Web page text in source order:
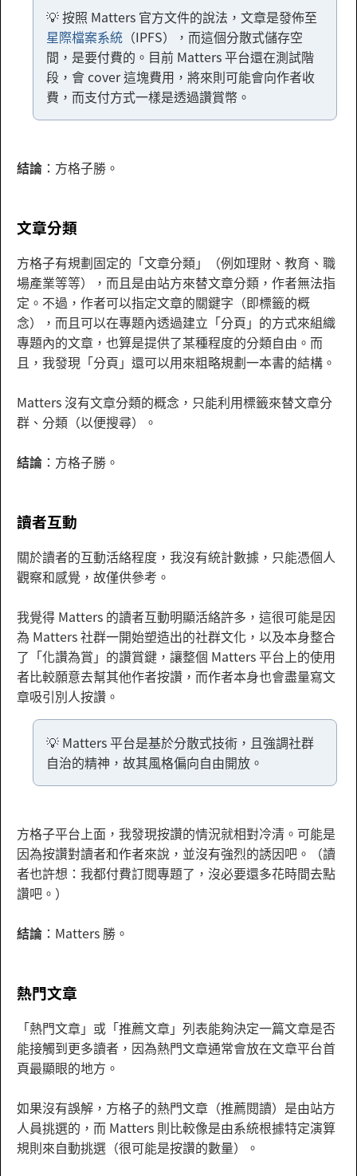
💡 按照 Matters 官方文件的說法，文章是發佈至
星際檔案系統 （IPFS），而這個分散式儲存空
間，是要付費的。目前 Matters 平台還在測試階
段，會 cover 這塊費用，將來則可能會向作者收
費，而支付方式一樣是透過讚賞幣。
結論 ：方格子勝。
文章分類
方格子有規劃固定的「文章分類」（例如理財、教育、職
場產業等等），而且是由站方來替文章分類，作者無法指
定。不過，作者可以指定文章的關鍵字（即標籤的概
念），而且可以在專題內透過建立「分頁」的方式來組織
專題內的文章，也算是提供了某種程度的分類自由。而
且，我發現「分頁」還可以用來粗略規劃一本書的結構。
Matters 沒有文章分類的概念，只能利用標籤來替文章分
群、分類（以便搜尋）。
結論 ：方格子勝。
讀者互動
關於讀者的互動活絡程度，我沒有統計數據，只能憑個人
觀察和感覺，故僅供參考。
我覺得 Matters 的讀者互動明顯活絡許多，這很可能是因
為 Matters 社群一開始塑造出的社群文化，以及本身整合
了「化讚為賞」的讚賞鍵，讓整個 Matters 平台上的使用
者比較願意去幫其他作者按讚，而作者本身也會盡量寫文
章吸引別人按讚。
💡 Matters 平台是基於分散式技術，且強調社群
自治的精神，故其風格偏向自由開放。
方格子平台上面，我發現按讚的情況就相對冷清。可能是
因為按讚對讀者和作者來說，並沒有強烈的誘因吧。（讀
者也許想：我都付費訂閱專題了，沒必要還多花時間去點
讚吧。）
結論 ：Matters 勝。
熱門文章
「熱門文章」或「推薦文章」列表能夠決定一篇文章是否
能接觸到更多讀者，因為熱門文章通常會放在文章平台首
頁最顯眼的地方。
如果沒有誤解，方格子的熱門文章（推薦閱讀）是由站方
人員挑選的，而 Matters 則比較像是由系統根據特定演算
規則來自動挑選（很可能是按讚的數量）。